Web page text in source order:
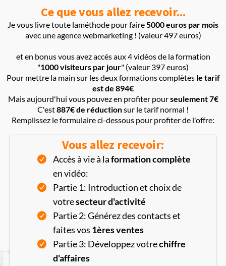
Ce que vous allez recevoir...
Je vous livre toute laméthode pour faire5000 euros par mois
avec une agence webmarketing ! (valeur 497 euros)
et en bonus vous avez accés aux 4 vidéos de la formation
"1000 visiteurs par jour" (valeur 397 euros)
Pour mettre la main sur les deux formations complètes le tarif
est de 894€
Mais aujourd'hui vous pouvez en profiter pourseulement 7€
C'est887€ de réductionsur le tarif normal !
Remplissez le formulaire ci-dessous pour profiter de l'offre:
Vous allez recevoir:
Accès à vie à laformation complète
en vidéo:
Partie 1: Introduction et choix de
votresecteur d'activité
Partie 2: Générez des contacts et
faites vos 1ères ventes
Partie 3: Développez votrechiffre
d'affaires